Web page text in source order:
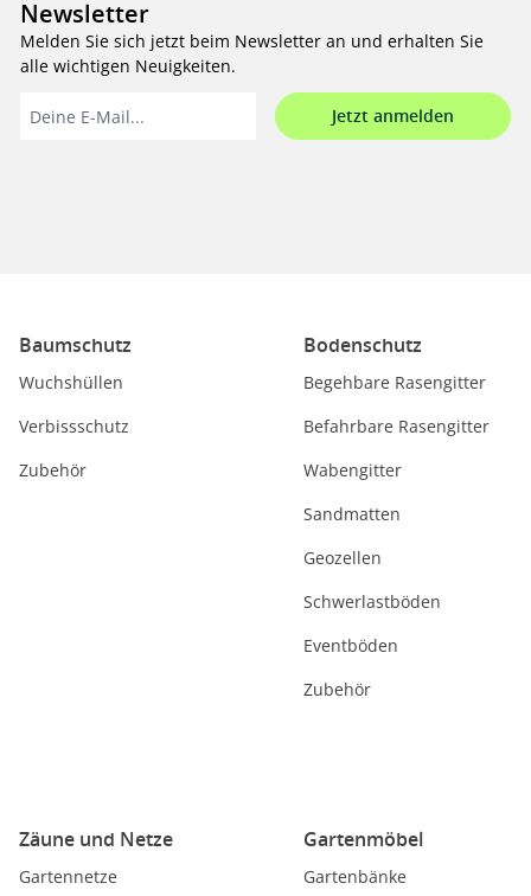
Newsletter
Melden Sie sich jetzt beim Newsletter an und erhalten Sie
alle wichtigen Neuigkeiten.
Jetzt anmelden
Baumschutz
Wuchshüllen
Verbissschutz
Zubehör
Bodenschutz
Begehbare Rasengitter
Befahrbare Rasengitter
Wabengitter
Sandmatten
Geozellen
Schwerlastböden
Eventböden
Zubehör
Zäune und Netze
Gartennetze
Gartenmöbel
Gartenbänke